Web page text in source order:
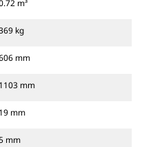
m³
kg
mm
1103 mm
19 mm
mm